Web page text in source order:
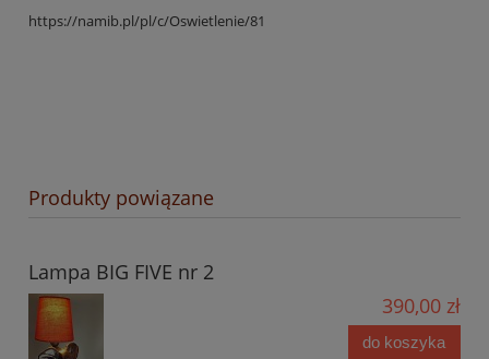
https://namib.pl/pl/c/Oswietlenie/81
Produkty powiązane
Lampa BIG FIVE nr 2
390,00 zł
do koszyka